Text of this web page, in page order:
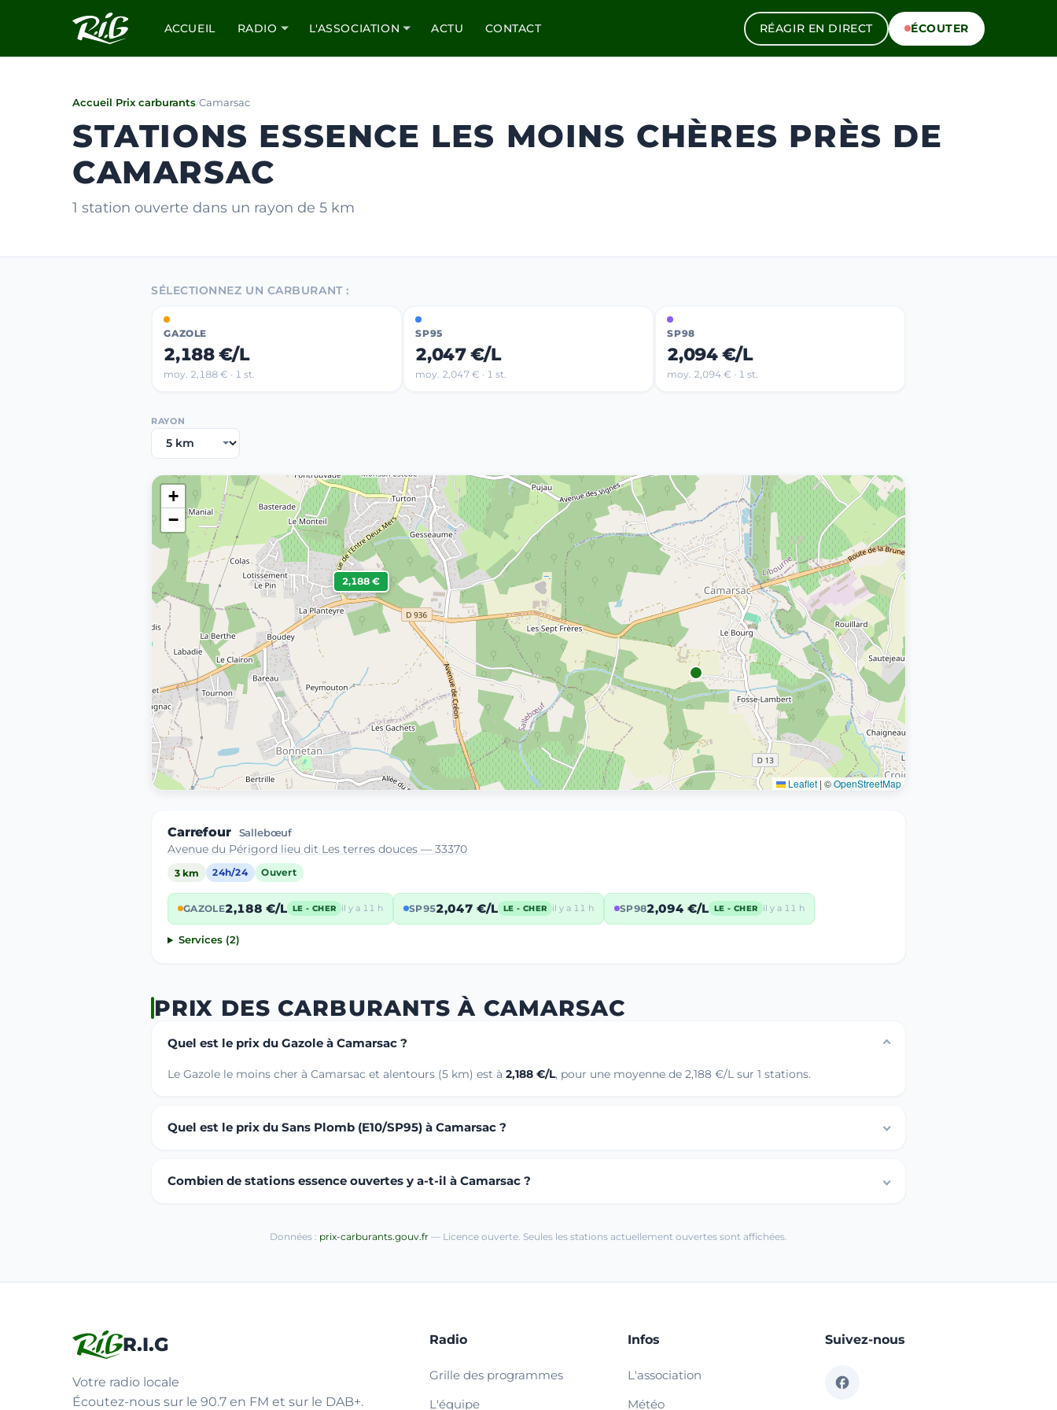
ACCUEIL RADIO L'ASSOCIATION ACTU CONTACT RÉAGIR EN DIRECT ÉCOUTER
Accueil/Prix carburants/Camarsac
STATIONS ESSENCE LES MOINS CHÈRES PRÈS DE
CAMARSAC
1 station ouverte dans un rayon de 5 km
SÉLECTIONNEZ UN CARBURANT :
GAZOLE
2,188 €/L
moy. 2,188 € · 1 st.
SP95
2,047 €/L
moy. 2,047 € · 1 st.
SP98
2,094 €/L
moy. 2,094 € · 1 st.
RAYON
2,188 €
+
−
Leaflet | ©OpenStreetMap
Carrefour Sallebœuf
Avenue du Périgord lieu dit Les terres douces — 33370
3 km 24h/24 Ouvert
GAZOLE2,188 €/L LE - CHER il y a 11 h SP952,047 €/L LE - CHER il y a 11 h SP982,094 €/L LE - CHER il y a 11 h
Services (2)
PRIX DES CARBURANTS À CAMARSAC
Quel est le prix du Gazole à Camarsac ?
Le Gazole le moins cher à Camarsac et alentours (5 km) est à 2,188 €/L, pour une moyenne de 2,188 €/L sur 1 stations.
Quel est le prix du Sans Plomb (E10/SP95) à Camarsac ?
Combien de stations essence ouvertes y a-t-il à Camarsac ?
Données : prix-carburants.gouv.fr — Licence ouverte. Seules les stations actuellement ouvertes sont affichées.
R.I.G
Votre radio locale
Écoutez-nous sur le 90.7 en FM et sur le DAB+.
Radio
Grille des programmes
L'équipe
Infos
L'association
Météo
Suivez-nous